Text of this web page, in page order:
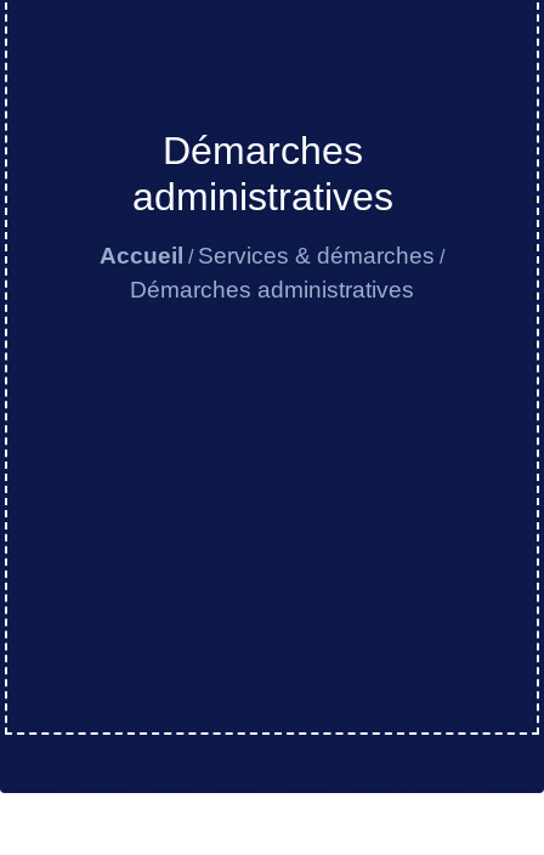
Démarches
administratives
Accueil / Services & démarches /
Démarches administratives